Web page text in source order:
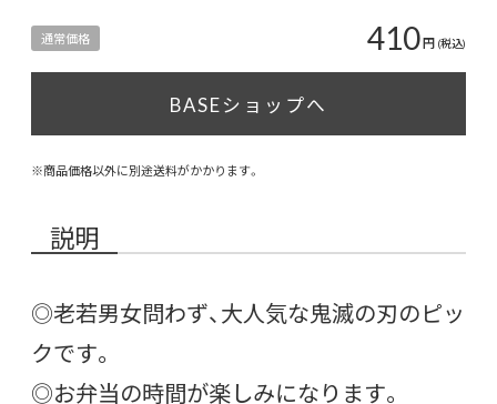
通常価格 410円 (税込)
BASEショップへ
※商品価格以外に別途送料がかかります。
説明
◎老若男女問わず、大人気な鬼滅の刃のピッ
クです。
◎お弁当の時間が楽しみになります。